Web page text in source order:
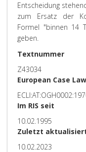
Entscheidung
zum Ersatz der
Formel "binnen 14
geben.
Textnummer
Z43034
European Case
Im RIS seit
10.02.1995
Zuletzt
10.02.2023